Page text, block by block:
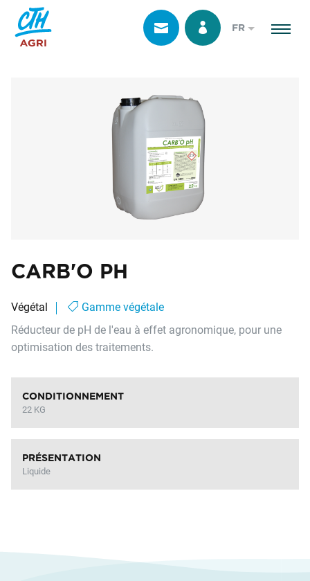
FR
CARB'O PH
Végétal
Gamme végétale
Réducteur de pH de l'eau à effet agronomique, pour une
optimisation des traitements.
CONDITIONNEMENT
22 KG
PRÉSENTATION
Liquide